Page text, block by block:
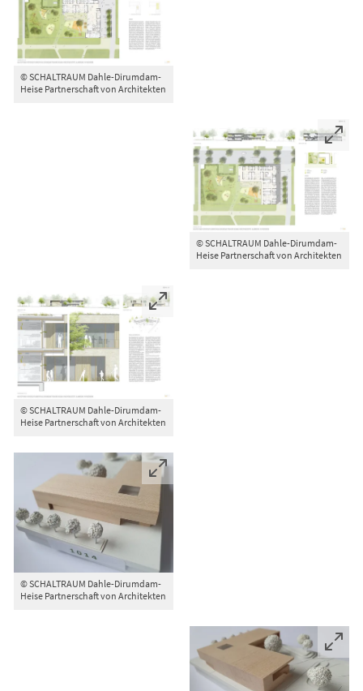
© SCHALTRAUM Dahle-Dirumdam-
Heise Partnerschaft von Architekten
© SCHALTRAUM Dahle-Dirumdam-
Heise Partnerschaft von Architekten
© SCHALTRAUM Dahle-Dirumdam-
Heise Partnerschaft von Architekten
© SCHALTRAUM Dahle-Dirumdam-
Heise Partnerschaft von Architekten